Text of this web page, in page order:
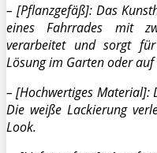
– [Pflanzgefäß]: Das
eines Fahrrades mit
verarbeitet und sorgt
Lösung im Garten oder auf
– [Hochwertiges Material]:
Die weiße Lackierung
Look.